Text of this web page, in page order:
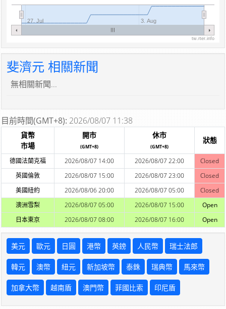
27. Jul 3. Aug
tw.rter.info
斐濟元 相關新聞
無相關新聞...
目前時間(GMT+8): 2026/08/07 11:38
貨幣
市場
開市
(GMT+8)
休市
(GMT+8)
狀態
德國法蘭克福 2026/08/07 14:00 2026/08/07 22:00
Closed
英國倫敦
2026/08/07 15:00 2026/08/07 23:00
Closed
美國紐約
2026/08/06 20:00 2026/08/07 05:00
Closed
澳洲雪梨
2026/08/07 05:00 2026/08/07 15:00
Open
日本東京
2026/08/07 08:00 2026/08/07 16:00 Open
美元 歐元 日圓 港幣 英鎊 人民幣 瑞士法郎
韓元 澳幣 紐元 新加坡幣 泰銖 瑞典幣 馬來幣
加拿大幣 越南盾 澳門幣 菲國比索 印尼盾